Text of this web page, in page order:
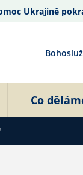
Ukrajině
Co